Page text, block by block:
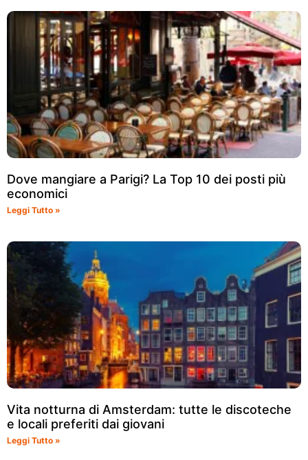
Dove mangiare a Parigi? La Top 10 dei posti più
economici
Leggi Tutto »
Vita notturna di Amsterdam: tutte le discoteche
e locali preferiti dai giovani
Leggi Tutto »